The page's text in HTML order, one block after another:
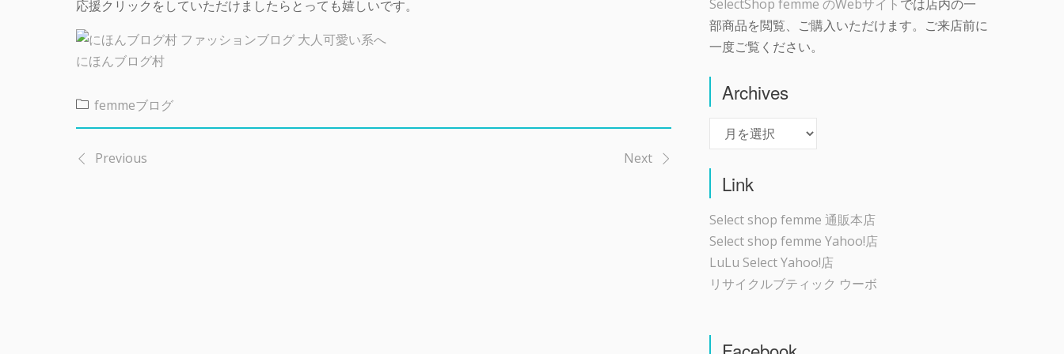
応援クリックをしていただけましたらとっても嬉しいです。
にほんブログ村
femmeブログ
投Previous Next
SelectShop femme のWebサイト では店内の一
部商品を閲覧、ご購入いただけます。ご来店前に
一度ご覧ください。
Archives
Link
Select shop femme 通販本店
Select shop femme Yahoo!店
LuLu Select Yahoo!店
リサイクルブティック ウーボ